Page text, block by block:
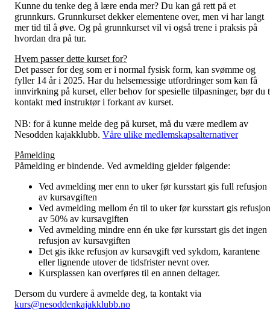
Kunne du tenke deg å lære enda mer? Du kan gå rett på et
grunnkurs. Grunnkurset dekker elementene over, men vi har langt
mer tid til å øve. Og på grunnkurset vil vi også trene i praksis på
hvordan dra på tur.
Hvem passer dette kurset for?
Det passer for deg som er i normal fysisk form, kan svømme og
fyller 14 år i 2025. Har du helsemessige utfordringer som kan få
innvirkning på kurset, eller behov for spesielle tilpasninger, bør du
kontakt med instruktør i forkant av kurset.
NB: for å kunne melde deg på kurset, må du være medlem av
Nesodden kajakklubb. Våre ulike medlemskapsalternativer
Påmelding
Påmelding er bindende. Ved avmelding gjelder følgende:
Ved avmelding mer enn to uker før kursstart gis full refusjon
av kursavgiften
Ved avmelding mellom én til to uker før kursstart gis refusjon
av 50% av kursavgiften
Ved avmelding mindre enn én uke før kursstart gis det ingen
refusjon av kursavgiften
Det gis ikke refusjon av kursavgift ved sykdom, karantene
eller lignende utover de tidsfrister nevnt over.
Kursplassen kan overføres til en annen deltager.
Dersom du vurdere å avmelde deg, ta kontakt via
kurs@nesoddenkajakklubb.no